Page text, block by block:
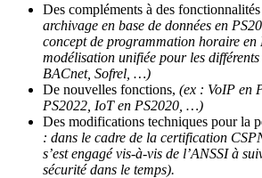
Des compléments à des fonctionnalités
archivage en base de données en
concept de programmation horaire en
modélisation unifiée pour les
BACnet, Sofrel, …)
De nouvelles fonctions, (ex : VoIP en
PS2022, IoT en PS2020, …)
Des modifications techniques pour la
: dans le cadre de la certification
s’est engagé vis-à-vis de l’ANSSI à
sécurité dans le temps).